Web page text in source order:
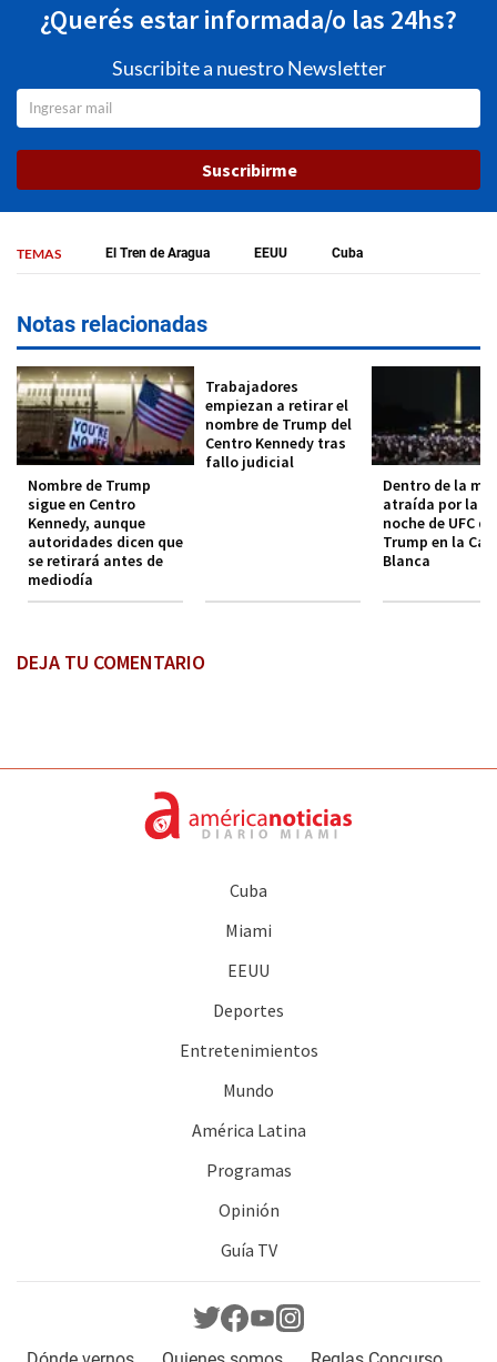
¿Querés estar informada/o las 24hs?
Suscribite a nuestro Newsletter
Suscribirme
TEMAS El Tren de Aragua EEUU Cuba
Notas relacionadas
Nombre de Trump
sigue en Centro
Kennedy, aunque
autoridades dicen que
se retirará antes de
mediodía
Trabajadores
empiezan a retirar el
nombre de Trump del
Centro Kennedy tras
fallo judicial
Dentro de la
atraída por la
noche de UFC de
Trump en la
Blanca
DEJA TU COMENTARIO
Cuba
Miami
EEUU
Deportes
Entretenimientos
Mundo
América Latina
Programas
Opinión
Guía TV